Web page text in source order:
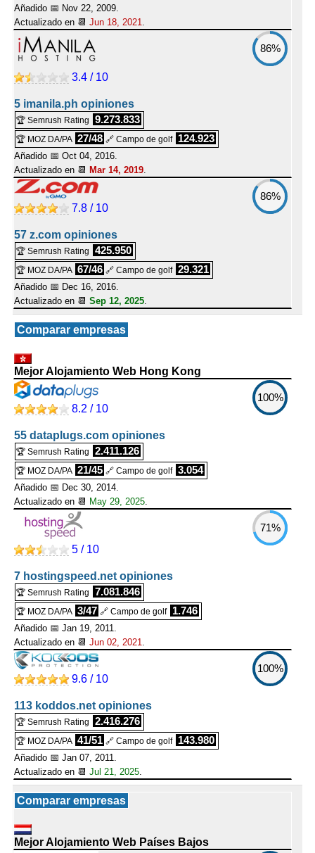
Añadido 📅 Nov 22, 2009.
Actualizado en 📆 Jun 18, 2021.
86%
3.4 / 10
5 imanila.ph opiniones
🏆 Semrush Rating 9.273.833
🏆 MOZ DA/PA 27/48 🔗 Campo de golf 124.923
Añadido 📅 Oct 04, 2016.
Actualizado en 📆 Mar 14, 2019.
86%
7.8 / 10
57 z.com opiniones
🏆 Semrush Rating 425.950
🏆 MOZ DA/PA 67/46 🔗 Campo de golf 29.321
Añadido 📅 Dec 16, 2016.
Actualizado en 📆 Sep 12, 2025.
Comparar empresas
Mejor Alojamiento Web Hong Kong
100%
8.2 / 10
55 dataplugs.com opiniones
🏆 Semrush Rating 2.411.126
🏆 MOZ DA/PA 21/45 🔗 Campo de golf 3.054
Añadido 📅 Dec 30, 2014.
Actualizado en 📆 May 29, 2025.
71%
5 / 10
7 hostingspeed.net opiniones
🏆 Semrush Rating 7.081.846
🏆 MOZ DA/PA 3/47 🔗 Campo de golf 1.746
Añadido 📅 Jan 19, 2011.
Actualizado en 📆 Jun 02, 2021.
100%
9.6 / 10
113 koddos.net opiniones
🏆 Semrush Rating 2.416.276
🏆 MOZ DA/PA 41/51 🔗 Campo de golf 143.980
Añadido 📅 Jan 07, 2011.
Actualizado en 📆 Jul 21, 2025.
Comparar empresas
Mejor Alojamiento Web Países Bajos